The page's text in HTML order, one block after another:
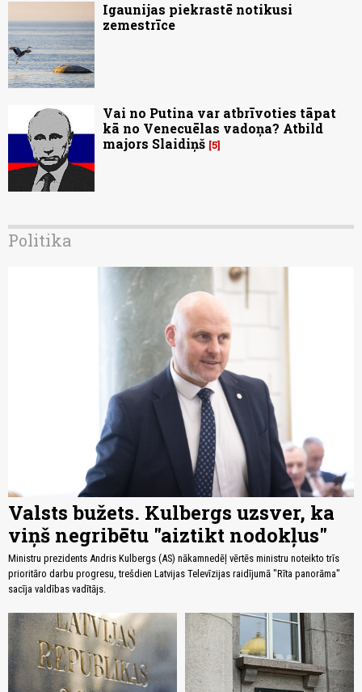
Igaunijas piekrastē notikusi
zemestrīce
Vai no Putina var atbrīvoties tāpat
kā no Venecuēlas vadoņa? Atbild
majors Slaidiņš 5
Politika
Valsts bužets. Kulbergs uzsver, ka
viņš negribētu "aiztikt nodokļus"
Ministru prezidents Andris Kulbergs (AS) nākamnedēļ vērtēs ministru noteikto trīs
prioritāro darbu progresu, trešdien Latvijas Televīzijas raidījumā "Rīta panorāma"
sacīja valdības vadītājs.